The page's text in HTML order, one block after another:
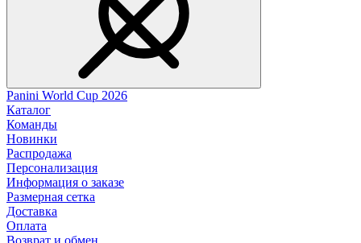
Panini World Cup 2026
Каталог
Команды
Новинки
Распродажа
Персонализация
Информация о заказе
Размерная сетка
Доставка
Оплата
Возврат и обмен